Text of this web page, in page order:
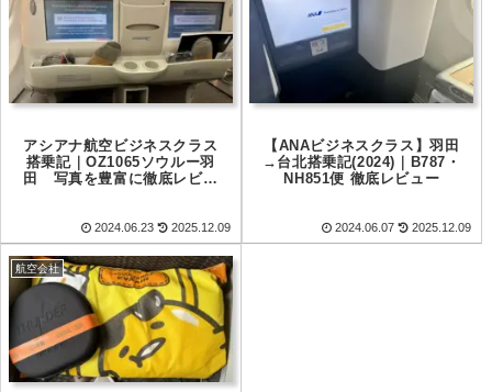
アシアナ航空ビジネスクラス
搭乗記｜OZ1065ソウルー羽
田 写真を豊富に徹底レビュ
2024.06.23 2025.12.09
【ANAビジネスクラス】羽田
→台北搭乗記(2024)｜B787・
NH851便 徹底レビュー
2024.06.07 2025.12.09
航空会社